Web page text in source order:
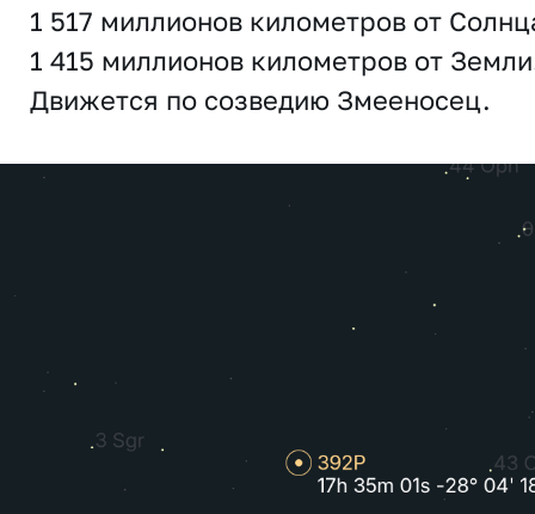
1 517 миллионов километров от
1 415 миллионов километров от
Движется по созведию Змееносец.